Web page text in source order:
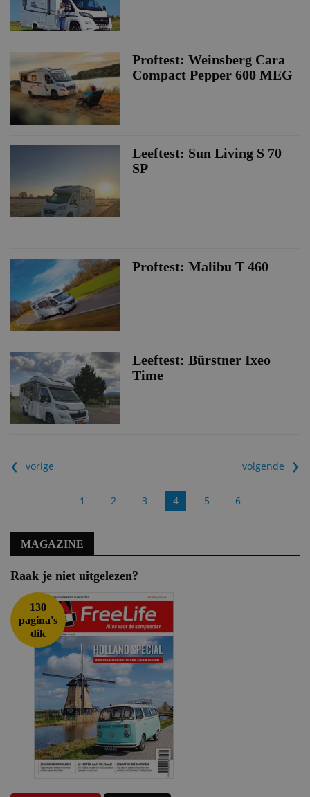
Proftest: Weinsberg Cara
Compact Pepper 600 MEG
Leeftest: Sun Living S 70
SP
Proftest: Malibu T 460
Leeftest: Bürstner Ixeo
Time
vorige
1 2 3 4 5 6
volgende
MAGAZINE
Raak je niet uitgelezen?
130
pagina's
dik